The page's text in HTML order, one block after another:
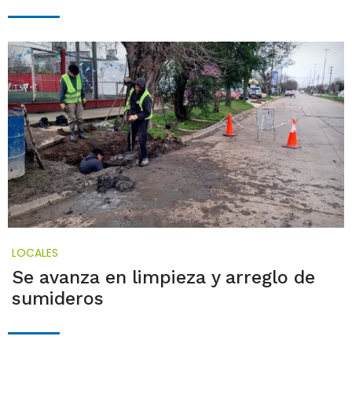
LOCALES
Se avanza en limpieza y arreglo de
sumideros